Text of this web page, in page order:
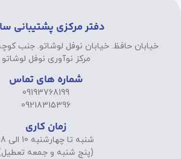
دفتر مرکزی پشتیبانی
مرکز نوآوری نوفل لوشاتو
شماره های تماس
09193768199
09218315396
زمان کاری
شنبه تا چهارشنبه 10 الی 18
(پنج شنبه و جمعه